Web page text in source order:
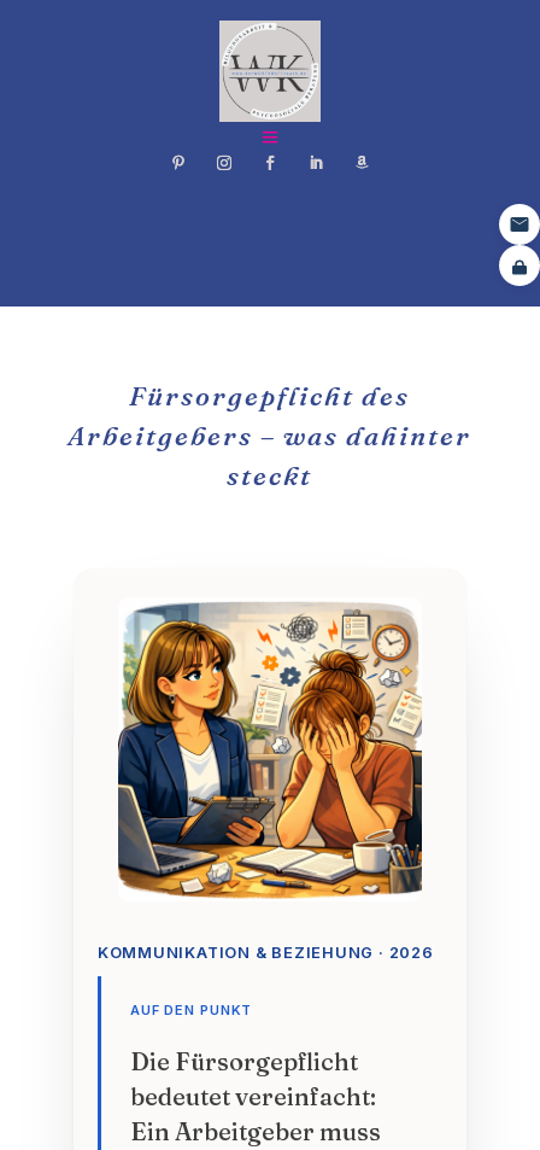
Fürsorgepflicht des
Arbeitgebers – was dahinter
steckt
KOMMUNIKATION & BEZIEHUNG · 2026
AUF DEN PUNKT
Die Fürsorgepflicht
bedeutet vereinfacht:
Ein Arbeitgeber muss